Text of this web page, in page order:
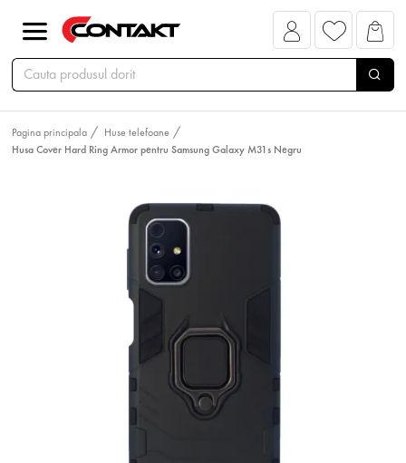
Pagina principala
Huse telefoane
Husa Cover Hard Ring Armor pentru Samsung Galaxy M31s Negru